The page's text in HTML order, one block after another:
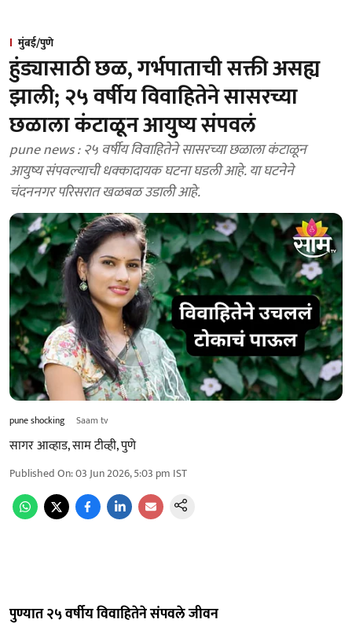
मुंबई/पुणे
हुंड्यासाठी छळ, गर्भपाताची सक्ती असह्य
झाली; २५ वर्षीय विवाहितेने सासरच्या
छळाला कंटाळून आयुष्य संपवलं
pune news : २५ वर्षीय विवाहितेने सासरच्या छळाला कंटाळून
आयुष्य संपवल्याची धक्कादायक घटना घडली आहे. या घटनेने
चंदननगर परिसरात खळबळ उडाली आहे.
pune shocking Saam tv
सागर आव्हाड, साम टीव्ही, पुणे
Published On:03 Jun 2026, 5:03 pm IST
पुण्यात २५ वर्षीय विवाहितेने संपवले जीवन